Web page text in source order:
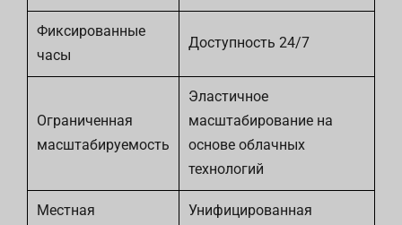
Фиксированные
часы
Доступность 24/7
Ограниченная
масштабируемость
Эластичное
масштабирование на
основе облачных
технологий
Местная
Унифицированная